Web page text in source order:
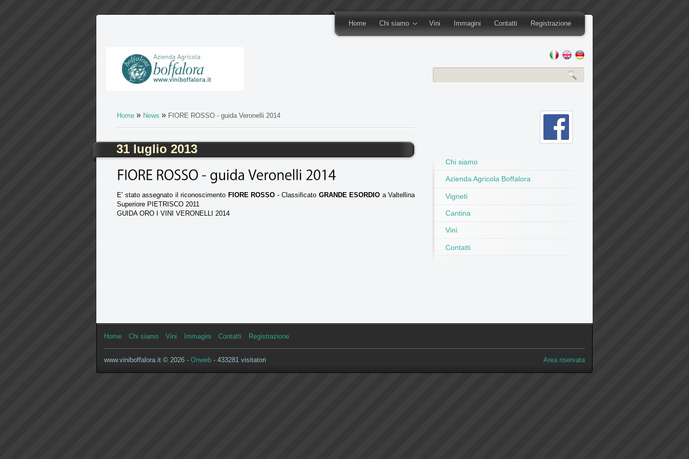
Home Chi siamo Vini Immagini Contatti Registrazione
Home » News » FIORE ROSSO - guida Veronelli 2014
31 luglio 2013
E' stato assegnato il riconoscimento FIORE ROSSO - Classificato GRANDE ESORDIO a Valtellina
Superiore PIETRISCO 2011
GUIDA ORO I VINI VERONELLI 2014
Chi siamo
Azienda Agricola Boffalora
Vigneti
Cantina
Vini
Contatti
Home Chi siamo Vini Immagini Contatti Registrazione
www.viniboffalora.it © 2026 - Onweb - 433281 visitatori Area riservata